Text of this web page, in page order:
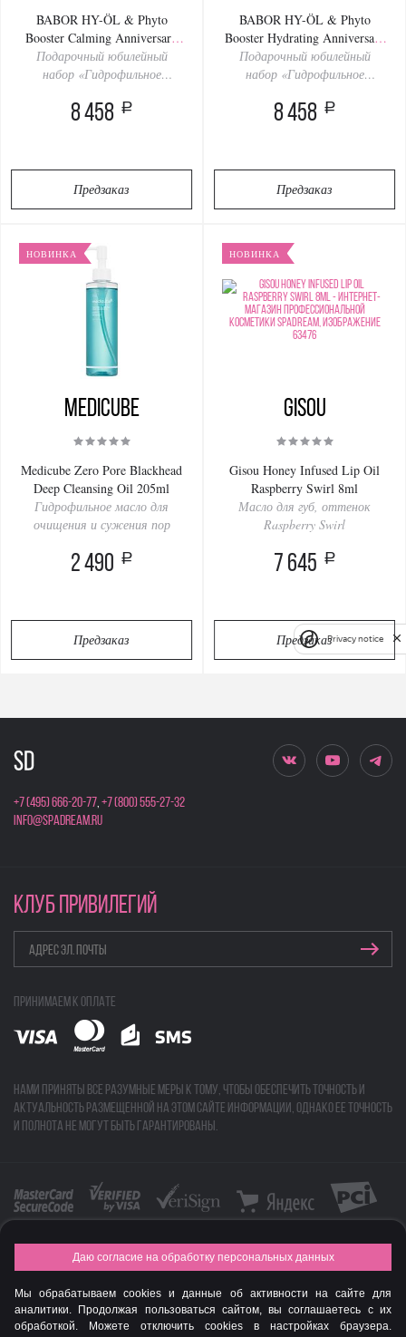
BABOR HY-ÖL & Phyto
Booster Calming Anniversary
Set 200/100ml
Подарочный юбилейный
набор «Гидрофильное
8 458 a
Предзаказ
BABOR HY-ÖL & Phyto
Booster Hydrating Anniversary
Set 200/100ml
Подарочный юбилейный
набор «Гидрофильное
8 458 a
Предзаказ
НОВИНКА
Medicube
Medicube Zero Pore Blackhead
Deep Cleansing Oil 205ml
Гидрофильное масло для
очищения и сужения пор
2 490 a
Предзаказ
НОВИНКА
Gisou
Gisou Honey Infused Lip Oil
Raspberry Swirl 8ml
Масло для губ, оттенок
Raspberry Swirl
7 645 a
Предзаказ
+7 (495) 666-20-77,+7 (800) 555-27-32
info@spadream.ru
КЛУБ ПРИВИЛЕГИЙ
Принимаем к оплате
Нами приняты все разумные меры к тому, чтобы обеспечить точность и
актуальность размещенной на этом сайте информации, однако ее точность
и полнота не могут быть гарантированы.
FASHION NEW YEAR AWARDS 2015
© Интернет-магазин профессиональной косметики Spadream
Даю согласие на обработку персональных данных
Мы обрабатываем cookies и данные об активности на сайте для
аналитики. Продолжая пользоваться сайтом, вы соглашаетесь с их
обработкой. Можете отключить cookies в настройках браузера.
Privacy notice